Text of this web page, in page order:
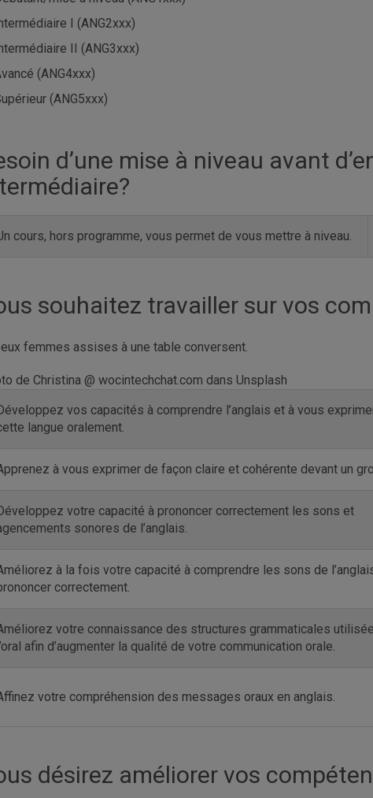
I (ANG2xxx)
II (ANG3xxx)
(ANG4xxx)
(ANG5xxx)
d’une mise à niveau avant
cours, hors programme, vous permet de vous mettre à niveau.
souhaitez travailler sur vos
de Christina @ wocintechchat.com dans Unsplash
vos capacités à comprendre l’anglais et à vous
langue oralement.
à vous exprimer de façon claire et cohérente devant un
votre capacité à prononcer correctement les sons et
sonores de l’anglais.
à la fois votre capacité à comprendre les sons de
correctement.
votre connaissance des structures grammaticales
afin d’augmenter la qualité de votre communication orale.
votre compréhension des messages oraux en anglais.
désirez améliorer vos